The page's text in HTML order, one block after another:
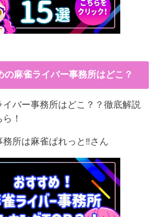
の麻雀ライバー事務所はどこ？
バー事務所はどこ？？徹底解説
！
所は麻雀ぱれっと‼︎さん